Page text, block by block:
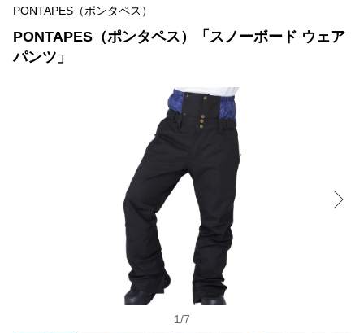
PONTAPES（ポンタペス）
PONTAPES（ポンタペス）「スノーボード ウェア
パンツ」
1/7